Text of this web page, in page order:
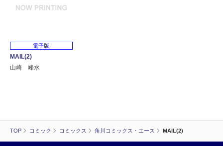
TOP コミック コミックス 角川コミックス・エース MAIL(2)
電子版
MAIL(2)
山崎 峰水